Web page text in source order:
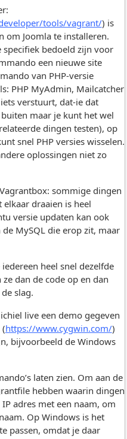
tools/vagrant/) is
om Joomla te installeren.
bedoeld zijn voor
een nieuwe site
van PHP-versie
PHP MyAdmin, Mailcatcher
verstuurt, dat-ie dat
maar je kunt het wel
dingen testen), op
snel PHP versies wisselen.
oplossingen niet zo
sommige dingen
draaien is heel
versie updaten kan ook
MySQL die erop zit, maar
heel snel dezelfde
dan de code op en dan
slag.
live een demo gegeven
https://www.cygwin.com/)
bijvoorbeeld de Windows
laten zien. Om aan de
hebben waarin dingen
adres met een naam, om
Op Windows is het
passen, omdat je daar